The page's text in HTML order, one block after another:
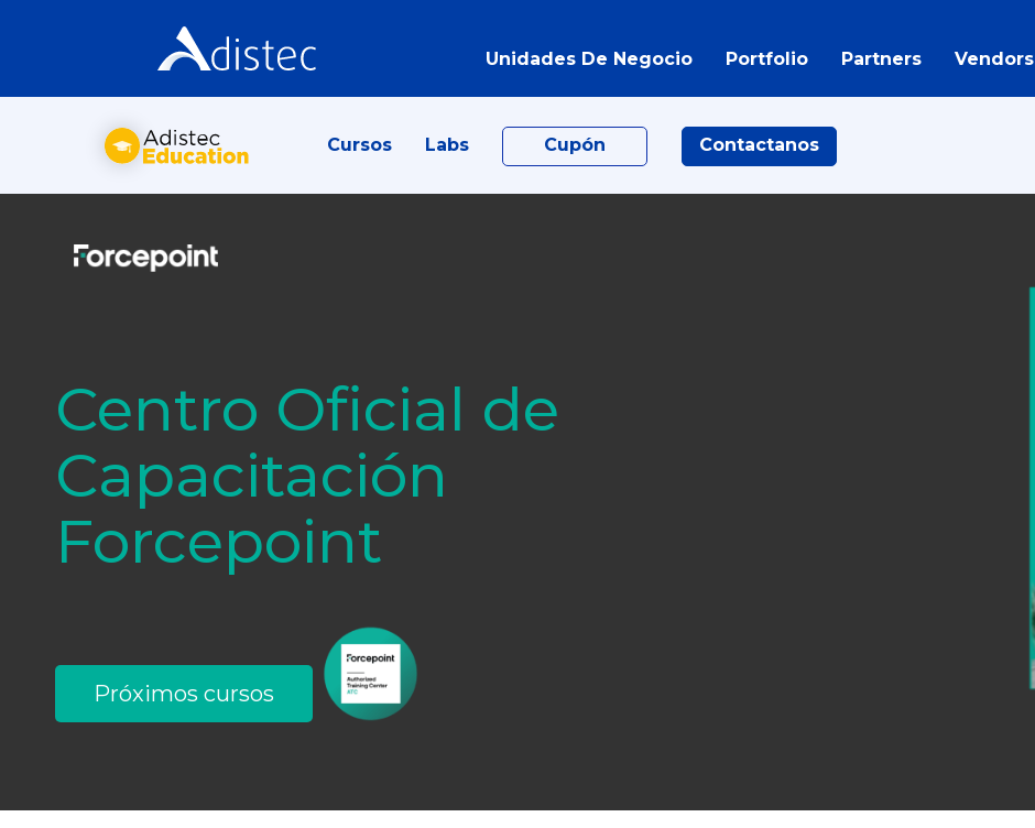
Unidades De Negocio Portfolio Partners Vendors
Cursos Labs Cupón Contactanos
Centro Oficial de
Capacitación
Forcepoint
Próximos cursos